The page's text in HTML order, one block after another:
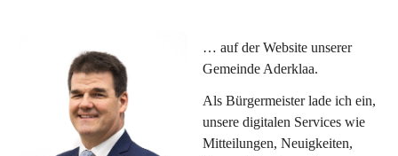
… auf der Website unserer
Gemeinde Aderklaa.
Als Bürgermeister lade ich ein,
unsere digitalen Services wie
Mitteilungen, Neuigkeiten,